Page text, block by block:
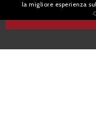
la migliore esperienza